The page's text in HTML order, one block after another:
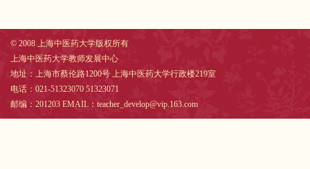
© 2008 上海中医药大学版权所有
上海中医药大学教师发展中心
地址：上海市蔡伦路1200号 上海中医药大学行政楼219室
电话：021-51323070 51323071
邮编：201203 EMAIL：teacher_develop@vip.163.com